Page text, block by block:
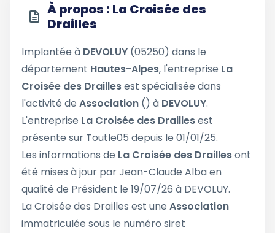
À propos : La Croisée des
Drailles
Implantée à DEVOLUY (05250) dans le
département Hautes-Alpes, l'entreprise La
Croisée des Draillesest spécialisée dans
l'activité de Association () à DEVOLUY.
L'entreprise La Croisée des Draillesest
présente sur Toutle05 depuis le 01/01/25.
Les informations de La Croisée des Draillesont
été mises à jour par Jean-Claude Alba en
qualité de Président le 19/07/26 à DEVOLUY.
La Croisée des Drailles est une Association
immatriculée sous le numéro siret